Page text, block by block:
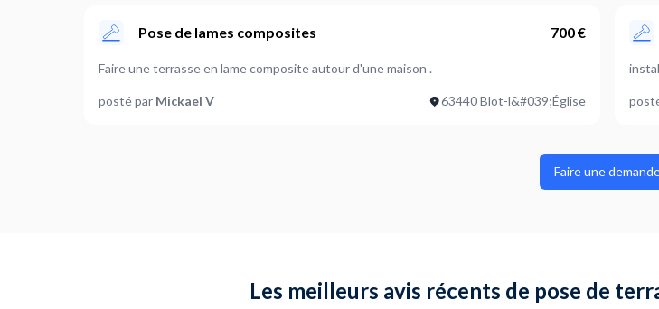
Pose de lames composites 700 €
Faire une terrasse en lame composite autour d'une maison .
posté par Mickael V 63440 Blot-l&#039;Église
Faire une
Les meilleurs avis récents de pose de